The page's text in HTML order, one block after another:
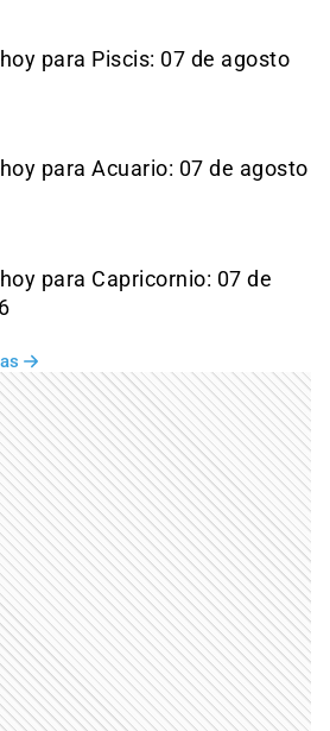
para Piscis: 07 de agosto
para Acuario: 07 de agosto
para Capricornio: 07 de